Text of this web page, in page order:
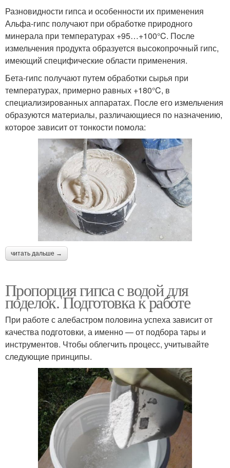
Разновидности гипса и особенности их применения
Альфа-гипс получают при обработке природного
минерала при температурах +95…+100°C. После
измельчения продукта образуется высокопрочный гипс,
имеющий специфические области применения.
Бета-гипс получают путем обработки сырья при
температурах, примерно равных +180°C, в
специализированных аппаратах. После его измельчения
образуются материалы, различающиеся по назначению,
которое зависит от тонкости помола:
читать дальше →
Пропорция гипса с водой для
поделок. Подготовка к работе
При работе с алебастром половина успеха зависит от
качества подготовки, а именно — от подбора тары и
инструментов. Чтобы облегчить процесс, учитывайте
следующие принципы.